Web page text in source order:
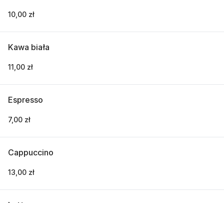
10,00 zł
Kawa biała
11,00 zł
Espresso
7,00 zł
Cappuccino
13,00 zł